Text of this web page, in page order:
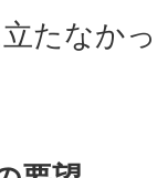
たなか